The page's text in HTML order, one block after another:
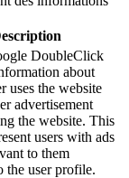
DoubleClick
about
uses the website
advertisement
the website. This
users with ads
to them
the user profile.